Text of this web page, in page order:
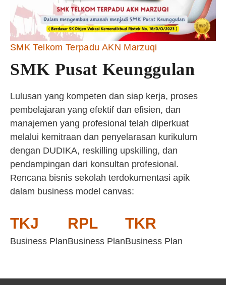
SMK Telkom Terpadu AKN Marzuqi
SMK Pusat Keunggulan
Lulusan yang kompeten dan siap kerja, proses
pembelajaran yang efektif dan efisien, dan
manajemen yang profesional telah diperkuat
melalui kemitraan dan penyelarasan kurikulum
dengan DUDIKA, reskilling upskilling, dan
pendampingan dari konsultan profesional.
Rencana bisnis sekolah terdokumentasi apik
dalam business model canvas:
TKJ
Business Plan
RPL
Business Plan
TKR
Business Plan